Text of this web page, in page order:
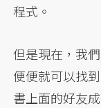
程式。
但是現在，我
便便就可以找
書上面的好友